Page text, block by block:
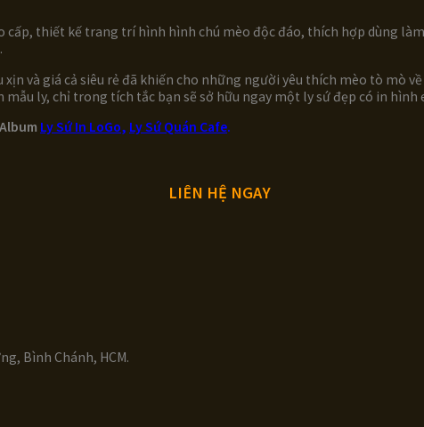
cấp, thiết kế trang trí hình hình chú mèo độc đáo, thích hợp dùng
và giá cả siêu rẻ đã khiến cho những người yêu thích mèo tò mò về
mẫu ly, chỉ trong tích tắc bạn sẽ sở hữu ngay một ly sứ đẹp có in hình
Ly Sứ In LoGo, Ly Sứ Quán Cafe.
LIÊN HỆ NGAY
Bình Chánh, HCM.